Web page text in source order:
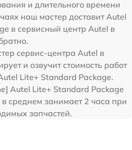
и длительного времени
наш мастер доставит Autel
в сервисный центр Autel в
сервис-центра Autel в
и озвучит стоимость работ
Lite+ Standard Package.
Autel Lite+ Standard Package
среднем занимает 2 часа при
запчастей.